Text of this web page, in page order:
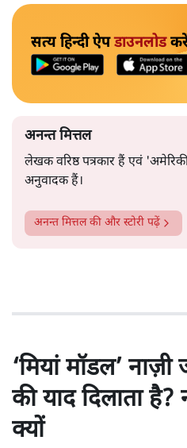
सत्य हिन्दी ऐपडाउनलोड
अनन्त मित्तल
लेखक वरिष्ठ पत्रकार हैं एवं
अनुवादक हैं।
अनन्त मित्तलकी और स्टोरी पढ़ें
‘मियां मॉडल’ नाज़ी
की याद दिलाता है?
क्यों